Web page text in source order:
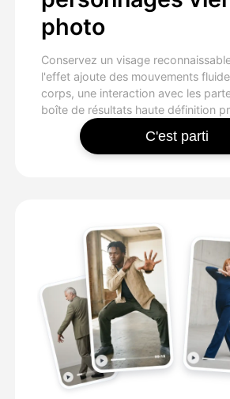
photo
Conservez un visage
l'effet ajoute des mouvements
corps, une interaction avec les
boîte de résultats haute définition
C'est parti